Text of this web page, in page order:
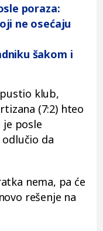
poraza:
ne osećaju
šakom i
klub,
(7:2) hteo
je posle
da
nema, pa će
rešenje na